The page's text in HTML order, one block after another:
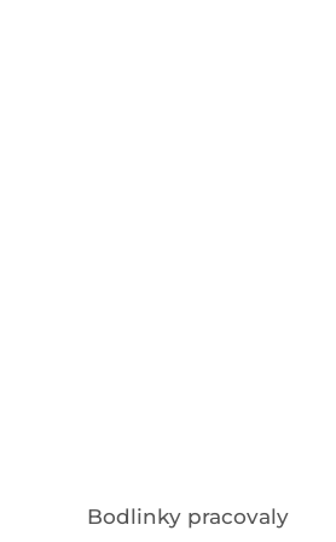
Bodlinky pracovaly